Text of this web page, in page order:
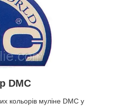
DMC
кольорів муліне DMC у